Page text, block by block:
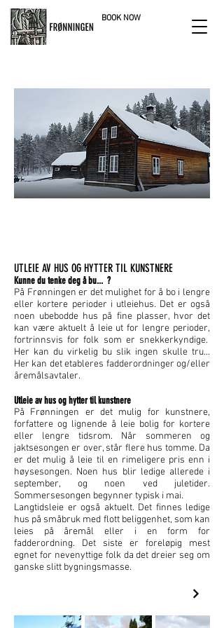
BOOK NOW
UTLEIE AV HUS OG HYTTER TIL KUNSTNERE
Kunne du tenke deg å bu... ?
På Frønningen er det mulighet for å bo i lengre
eller kortere perioder i utleiehus. Det er også
noen ubebodde hus på fine plasser, hvor det
kan være aktuelt å leie ut for lengre perioder,
fortrinnsvis for folk som er snekkerkyndige.
Her kan du virkelig bu slik ingen skulle tru...
Her kan det etableres fadderordninger og/eller
åremålsavtaler.
Utleie av hus og hytter til kunstnere
På Frønningen er det mulig for kunstnere,
forfattere og lignende å leie bolig for kortere
eller lengre tidsrom. Når sommeren og
jaktsesongen er over, står flere hus tomme. Da
er det mulig å leie til en rimeligere pris enn i
høysesongen. Noen hus blir ledige allerede i
september, og noen ved juletider.
Sommersesongen begynner typisk i mai.
Langtidsleie er også aktuelt. Det finnes ledige
hus på småbruk med flott beliggenhet, som kan
leies på åremål eller i en form for
fadderordning. Det siste er foreløpig mest
egnet for nevenyttige folk da det dreier seg om
ganske slitt bygningsmasse.